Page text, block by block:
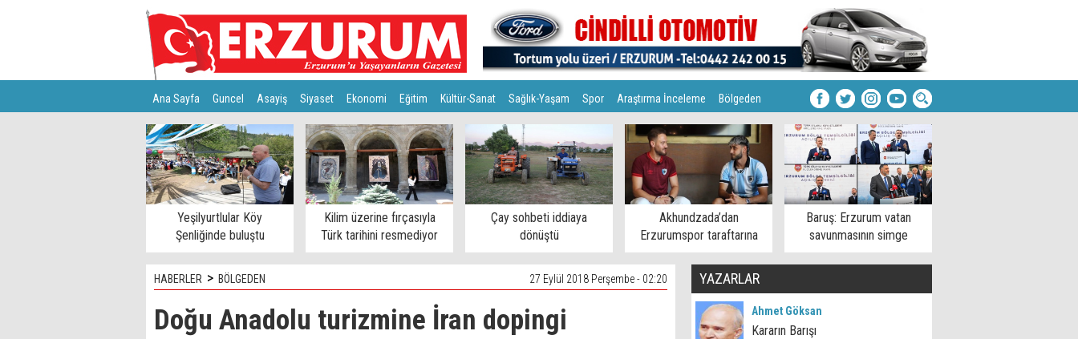
Ana Sayfa Guncel Asayiş Siyaset Ekonomi Eğitim Kültür-Sanat Sağlık-Yaşam Spor Araştırma İnceleme Bölgeden
Türkiye Teknoloji
Yeşilyurtlular Köy
Şenliğinde buluştu
Kilim üzerine fırçasıyla
Türk tarihini resmediyor
Çay sohbeti iddiaya
dönüştü
Akhundzada’dan
Erzurumspor taraftarına
mesaj
Baruş: Erzurum vatan
savunmasının simge
şehirlerinden
HABERLER > BÖLGEDEN 27 Eylül 2018 Perşembe - 02:20
Doğu Anadolu turizmine İran dopingi
YAZARLAR
Ahmet Göksan
Kararın Barışı